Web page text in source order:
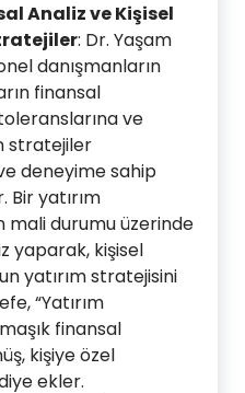
Analiz ve Kişisel
: Dr. Yaşam
danışmanların
finansal
ve
stratejiler
deneyime sahip
Bir yatırım
mali durumu üzerinde
yaparak, kişisel
yatırım stratejisini
“Yatırım
finansal
kişiye özel
ekler.